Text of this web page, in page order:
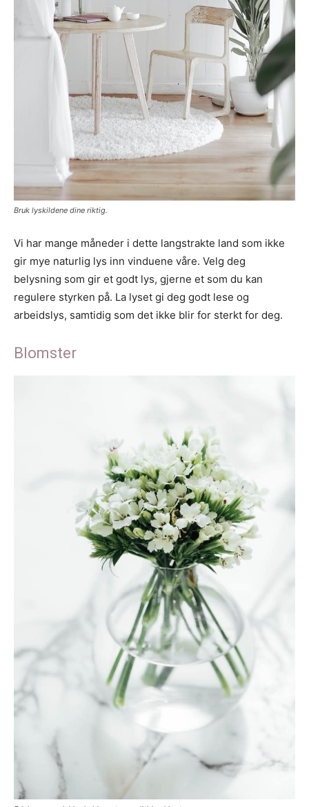
Bruk lyskildene dine riktig.
Vi har mange måneder i dette langstrakte land som ikke
gir mye naturlig lys inn vinduene våre. Velg deg
belysning som gir et godt lys, gjerne et som du kan
regulere styrken på. La lyset gi deg godt lese og
arbeidslys, samtidig som det ikke blir for sterkt for deg.
Blomster